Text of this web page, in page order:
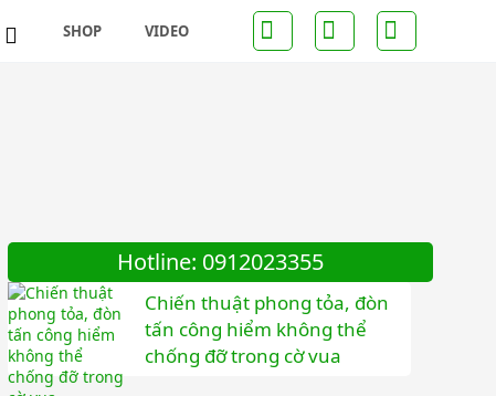
SHOP VIDEO
Hotline: 0912023355
Chiến thuật phong tỏa, đòn
tấn công hiểm không thể
chống đỡ trong cờ vua